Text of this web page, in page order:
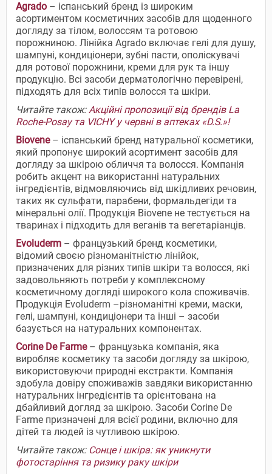
Agrado – іспанський бренд із широким
асортиментом косметичних засобів для щоденного
догляду за тілом, волоссям та ротовою
порожниною. Лінійка Agrado включає гелі для душу,
шампуні, кондиціонери, зубні пасти, ополіскувачі
для ротової порожнини, креми для рук та іншу
продукцію. Всі засоби дерматологічно перевірені,
підходять для всіх типів волосся та шкіри.
Читайте також:Акційні пропозиції від брендів La
Roche-Posay та VICHY у червні в аптеках «D.S.»!
Biovene– іспанський бренд натуральної косметики,
який пропонує широкий асортимент засобів для
догляду за шкірою обличчя та волосся. Компанія
робить акцент на використанні натуральних
інгредієнтів, відмовляючись від шкідливих речовин,
таких як сульфати, парабени, формальдегіди та
мінеральні олії. Продукція Biovene не тестується на
тваринах і підходить для веганів та вегетаріанців.
Evoluderm – французький бренд косметики,
відомий своєю різноманітністю лінійок,
призначених для різних типів шкіри та волосся, які
задовольняють потреби у комплексному
косметичному догляді широкого кола споживачів.
Продукція Evoluderm –різноманітні креми, маски,
гелі, шампуні, кондиціонери та інші – засоби
базується на натуральних компонентах.
Corine De Farme– французька компанія, яка
виробляє косметику та засоби догляду за шкірою,
використовуючи природні екстракти. Компанія
здобула довіру споживажів завдяки використанню
натуральних інгредієнтів та орієнтована на
дбайливий догляд за шкірою. Засоби Corine De
Farme призначені для всієї родини, включно для
дітей та людей із чутливою шкірою.
Читайте також: Сонце і шкіра: як уникнути
фотостаріння та ризику раку шкіри